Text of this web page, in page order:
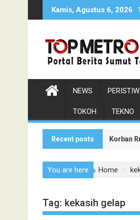
Kamis, Agustus 6, 2026
NEWS
TOKOH TEKNO
Recent posts Korban
Wakil
You are here Home
Tag: kekasih gelap